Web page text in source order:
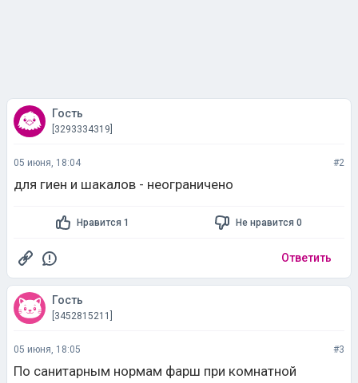
Гость
[3293334319]
05 июня, 18:04 #2
для гиен и шакалов - неограничено
Нравится 1 Не нравится 0
Ответить
Гость
[3452815211]
05 июня, 18:05 #3
По санитарным нормам фарш при комнатной